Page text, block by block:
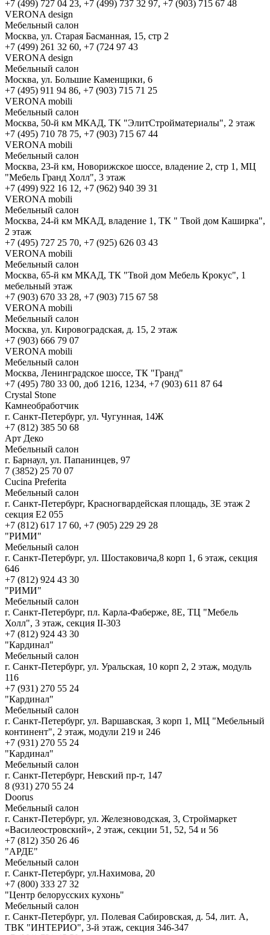
+7 (499) 727 04 23, +7 (499) 737 32 97, +7 (903) 715 67 48
VERONA design
Мебельный салон
Москва, ул. Старая Басманная, 15, стр 2
+7 (499) 261 32 60, +7 (724 97 43
VERONA design
Мебельный салон
Москва, ул. Большие Каменщики, 6
+7 (495) 911 94 86, +7 (903) 715 71 25
VERONA mobili
Мебельный салон
Москва, 50-й км МКАД, ТК "ЭлитСтройматериалы", 2 этаж
+7 (495) 710 78 75, +7 (903) 715 67 44
VERONA mobili
Мебельный салон
Москва, 23-й км, Новорижское шоссе, владение 2, стр 1, МЦ
"Мебель Гранд Холл", 3 этаж
+7 (499) 922 16 12, +7 (962) 940 39 31
VERONA mobili
Мебельный салон
Москва, 24-й км МКАД, владение 1, ТК " Твой дом Каширка",
2 этаж
+7 (495) 727 25 70, +7 (925) 626 03 43
VERONA mobili
Мебельный салон
Москва, 65-й км МКАД, ТК "Твой дом Мебель Крокус", 1
мебельный этаж
+7 (903) 670 33 28, +7 (903) 715 67 58
VERONA mobili
Мебельный салон
Москва, ул. Кировоградская, д. 15, 2 этаж
+7 (903) 666 79 07
VERONA mobili
Мебельный салон
Москва, Ленинградское шоссе, ТК "Гранд"
+7 (495) 780 33 00, доб 1216, 1234, +7 (903) 611 87 64
Crystal Stone
Камнеобработчик
г. Санкт-Петербург, ул. Чугунная, 14Ж
+7 (812) 385 50 68
Арт Деко
Мебельный салон
г. Барнаул, ул. Папанинцев, 97
7 (3852) 25 70 07
Cucina Preferita
Мебельный салон
г. Санкт-Петербург, Красногвардейская площадь, 3Е этаж 2
секция Е2 055
+7 (812) 617 17 60, +7 (905) 229 29 28
"РИМИ"
Мебельный салон
г. Санкт-Петербург, ул. Шостаковича,8 корп 1, 6 этаж, секция
646
+7 (812) 924 43 30
"РИМИ"
Мебельный салон
г. Санкт-Петербург, пл. Карла-Фаберже, 8Е, ТЦ "Мебель
Холл", 3 этаж, секция II-303
+7 (812) 924 43 30
"Кардинал"
Мебельный салон
г. Санкт-Петербург, ул. Уральская, 10 корп 2, 2 этаж, модуль
116
+7 (931) 270 55 24
"Кардинал"
Мебельный салон
г. Санкт-Петербург, ул. Варшавская, 3 корп 1, МЦ "Мебельный
континент", 2 этаж, модули 219 и 246
+7 (931) 270 55 24
"Кардинал"
Мебельный салон
г. Санкт-Петербург, Невский пр-т, 147
8 (931) 270 55 24
Doorus
Мебельный салон
г. Санкт-Петербург, ул. Железноводская, 3, Строймаркет
«Василеостровский», 2 этаж, секции 51, 52, 54 и 56
+7 (812) 350 26 46
"АРДЕ"
Мебельный салон
г. Санкт-Петербург, ул.Нахимова, 20
+7 (800) 333 27 32
"Центр белорусских кухонь"
Мебельный салон
г. Санкт-Петербург, ул. Полевая Сабировская, д. 54, лит. А,
ТВК "ИНТЕРИО", 3-й этаж, секция 346-347